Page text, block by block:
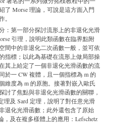
了 Morse 理論，可說是這方面入門
。
：第一部分探討流形上的非退化光滑
引理，說明此類函數在臨界點附
間中的非退化二次函數一般，並可依
指標；以此為基礎在流形上做局部操
其上給定了一個非退化光滑函數的流
於一 CW 複體，且一個指標為 m 的
維度為 m 的原胞。接著對嵌入歐氏
討了焦點與非退化光滑函數的關聯，
理及 Sard 定理，說明了對任意光滑
退化光滑函數；此外還包含了原始
，及在複多樣體上的應用：Lefschetz